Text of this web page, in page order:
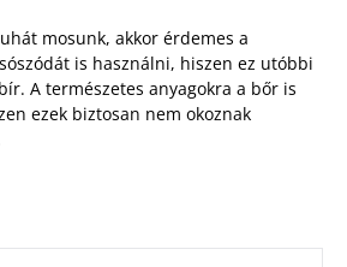
mosunk, akkor érdemes a
is használni, hiszen ez utóbbi
A természetes anyagokra a bőr is
ezek biztosan nem okoznak